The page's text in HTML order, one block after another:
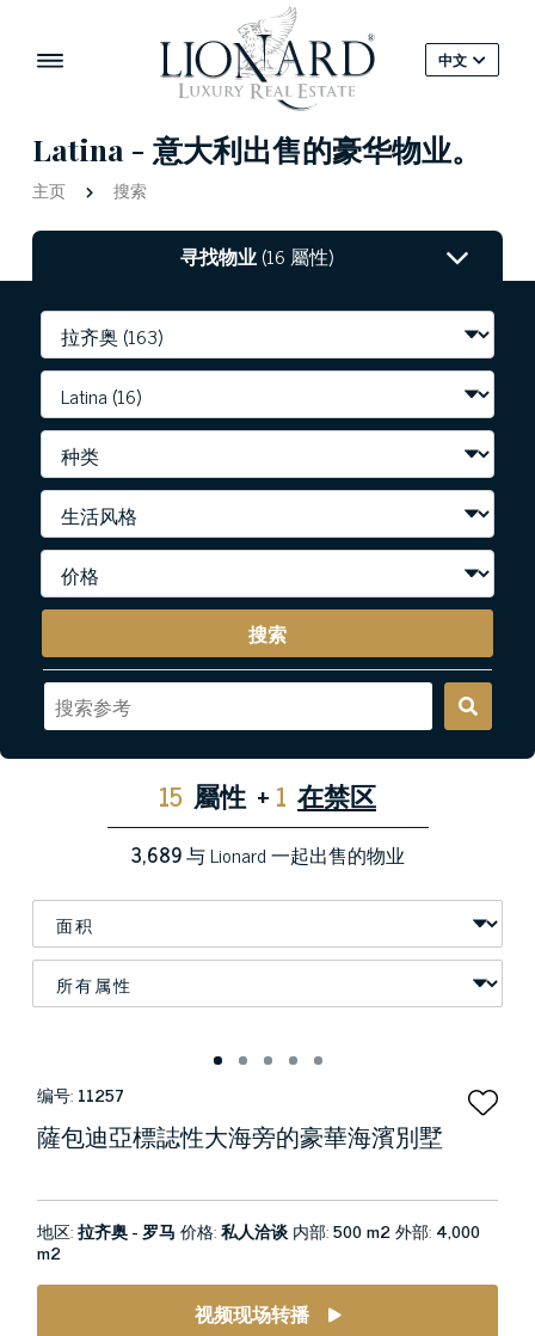
中文
Latina - 意大利出售的豪华物业。
主页 搜索
寻找物业(16 屬性)
搜索
15 屬性 + 1 在禁区
3,689与 Lionard 一起出售的物业
编号: 11257
薩包迪亞標誌性大海旁的豪華海濱別墅
地区:拉齐奥 - 罗马 价格:私人洽谈 内部:500 m2外部: 4,000
m2
视频现场转播